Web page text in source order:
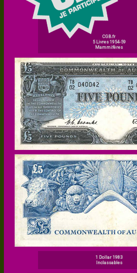
CGB.fr
5 Livres 1954-59
Mammifères
1 Dollar 1983
Inclassables